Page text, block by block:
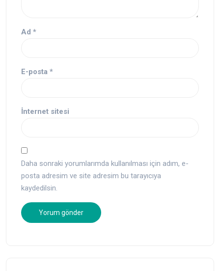
Ad *
E-posta *
İnternet sitesi
Daha sonraki yorumlarımda kullanılması için adım, e-
posta adresim ve site adresim bu tarayıcıya
kaydedilsin.